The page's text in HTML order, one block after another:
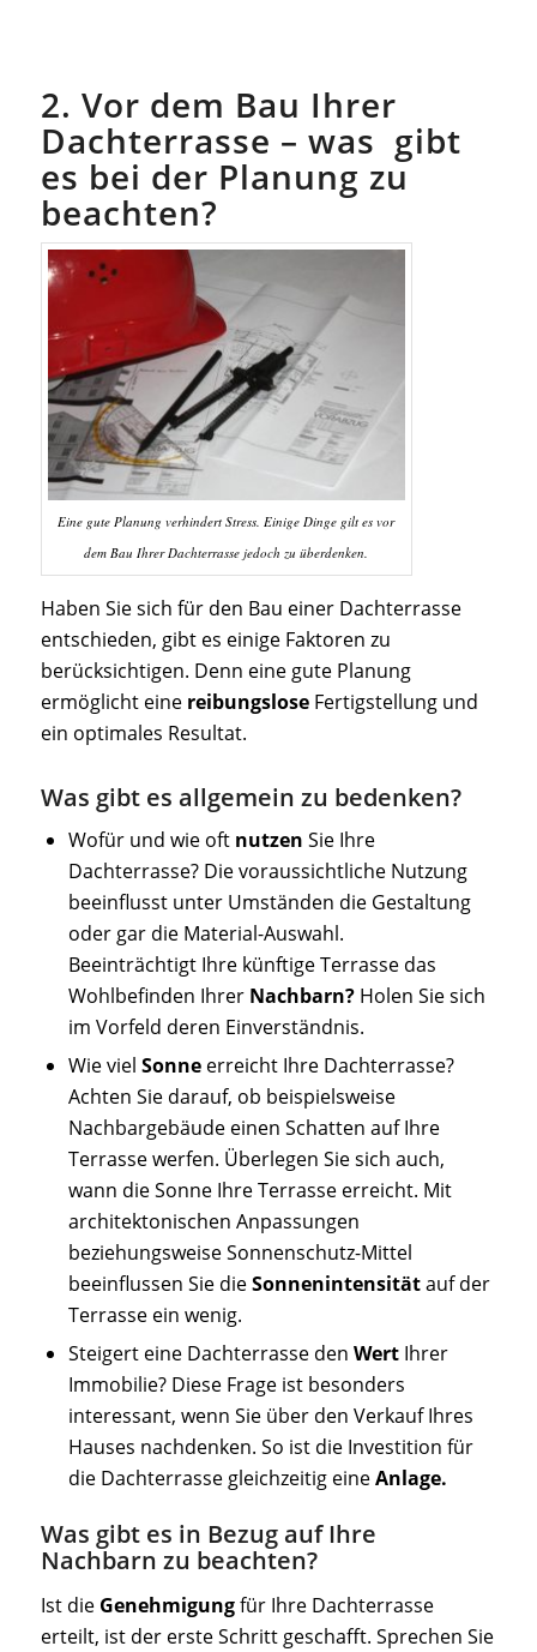
2. Vor dem Bau Ihrer
Dachterrasse – was gibt
es bei der Planung zu
beachten?
Eine gute Planung verhindert Stress. Einige Dinge gilt es vor
dem Bau Ihrer Dachterrasse jedoch zu überdenken.
Haben Sie sich für den Bau einer Dachterrasse
entschieden, gibt es einige Faktoren zu
berücksichtigen. Denn eine gute Planung
ermöglicht eine reibungsloseFertigstellung und
ein optimales Resultat.
Was gibt es allgemein zu bedenken?
Wofür und wie oft nutzen Sie Ihre
Dachterrasse? Die voraussichtliche Nutzung
beeinflusst unter Umständen die Gestaltung
oder gar die Material-Auswahl.
Beeinträchtigt Ihre künftige Terrasse das
Wohlbefinden Ihrer Nachbarn?Holen Sie sich
im Vorfeld deren Einverständnis.
Wie viel Sonneerreicht Ihre Dachterrasse?
Achten Sie darauf, ob beispielsweise
Nachbargebäude einen Schatten auf Ihre
Terrasse werfen. Überlegen Sie sich auch,
wann die Sonne Ihre Terrasse erreicht. Mit
architektonischen Anpassungen
beziehungsweise Sonnenschutz-Mittel
beeinflussen Sie dieSonnenintensitätauf der
Terrasse ein wenig.
Steigert eine Dachterrasse den WertIhrer
Immobilie? Diese Frage ist besonders
interessant, wenn Sie über den Verkauf Ihres
Hauses nachdenken. So ist die Investition für
die Dachterrasse gleichzeitig eineAnlage.
Was gibt es in Bezug auf Ihre
Nachbarn zu beachten?
Ist die Genehmigungfür Ihre Dachterrasse
erteilt, ist der erste Schritt geschafft. Sprechen Sie